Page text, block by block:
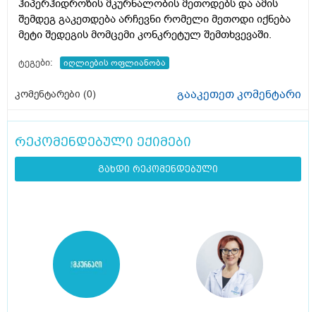
ჰიპერჰიდროზის მკურნალობის მეთოდებს და ამის
შემდეგ გაკეთდება არჩევნი რომელი მეთოდი იქნება
მეტი შედეგის მომცემი კონკრეტულ შემთხვევაში.
ტეგები: იღლიების ოფლიანობა
კომენტარები (0) გააკეთეთ კომენტარი
რეკომენდებული ექიმები
გახდი რეკომენდებული